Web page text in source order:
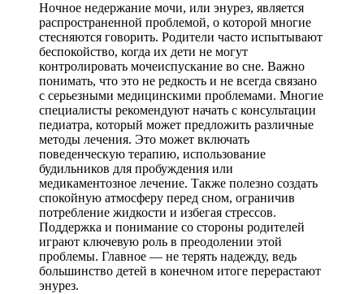
Ночное недержание мочи, или энурез, является
распространенной проблемой, о которой многие
стесняются говорить. Родители часто испытывают
беспокойство, когда их дети не могут
контролировать мочеиспускание во сне. Важно
понимать, что это не редкость и не всегда связано
с серьезными медицинскими проблемами. Многие
специалисты рекомендуют начать с консультации
педиатра, который может предложить различные
методы лечения. Это может включать
поведенческую терапию, использование
будильников для пробуждения или
медикаментозное лечение. Также полезно создать
спокойную атмосферу перед сном, ограничив
потребление жидкости и избегая стрессов.
Поддержка и понимание со стороны родителей
играют ключевую роль в преодолении этой
проблемы. Главное — не терять надежду, ведь
большинство детей в конечном итоге перерастают
энурез.